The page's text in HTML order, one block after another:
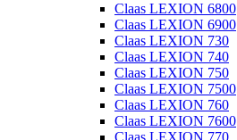
Claas LEXION 6800
Claas LEXION 6900
Claas LEXION 730
Claas LEXION 740
Claas LEXION 750
Claas LEXION 7500
Claas LEXION 760
Claas LEXION 7600
Claas LEXION 770